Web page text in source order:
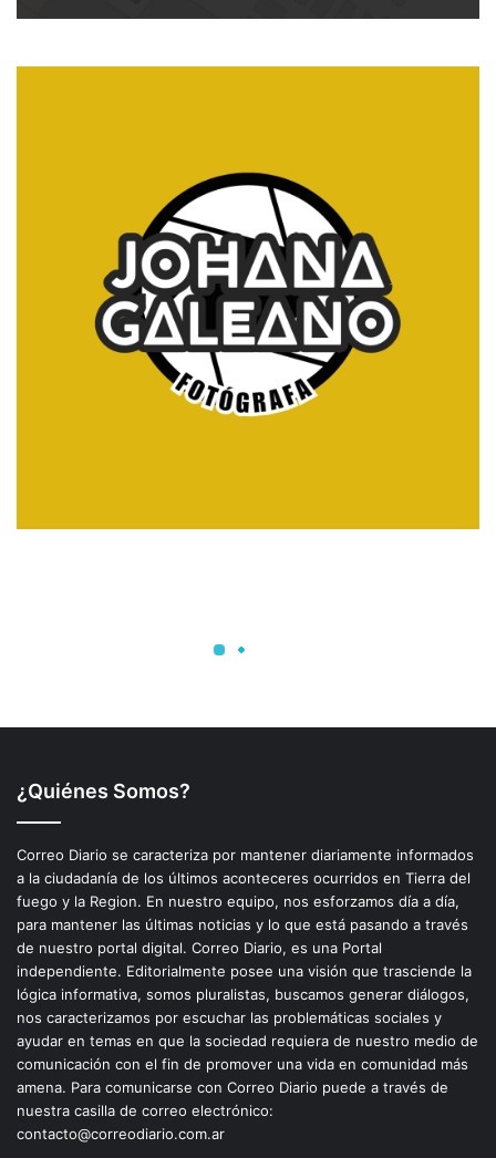
¿Quiénes Somos?
Correo Diario se caracteriza por mantener diariamente informados
a la ciudadanía de los últimos aconteceres ocurridos en Tierra del
fuego y la Region. En nuestro equipo, nos esforzamos día a día,
para mantener las últimas noticias y lo que está pasando a través
de nuestro portal digital. Correo Diario, es una Portal
independiente. Editorialmente posee una visión que trasciende la
lógica informativa, somos pluralistas, buscamos generar diálogos,
nos caracterizamos por escuchar las problemáticas sociales y
ayudar en temas en que la sociedad requiera de nuestro medio de
comunicación con el fin de promover una vida en comunidad más
amena. Para comunicarse con Correo Diario puede a través de
nuestra casilla de correo electrónico:
contacto@correodiario.com.ar